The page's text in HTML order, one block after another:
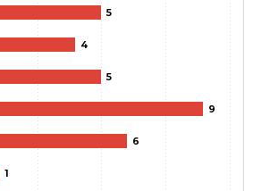
5
4
5
9
6
1